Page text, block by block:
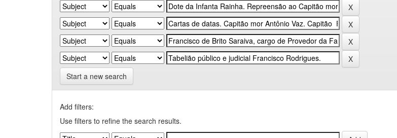
Start a new search
Add filters:
Use filters to refine the search results.